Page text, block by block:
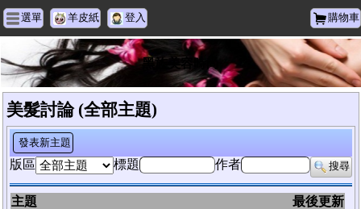
選單 羊皮紙 登入 購物車
黑族美容時尚
美髮討論 (全部主題)
發表新主題
版區 標題 作者 搜尋
主題
最後更新